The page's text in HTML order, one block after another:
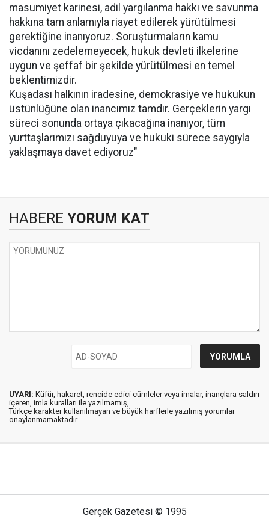
masumiyet karinesi, adil yargılanma hakkı ve savunma
hakkına tam anlamıyla riayet edilerek yürütülmesi
gerektiğine inanıyoruz. Soruşturmaların kamu
vicdanını zedelemeyecek, hukuk devleti ilkelerine
uygun ve şeffaf bir şekilde yürütülmesi en temel
beklentimizdir.
Kuşadası halkının iradesine, demokrasiye ve hukukun
üstünlüğüne olan inancımız tamdır. Gerçeklerin yargı
süreci sonunda ortaya çıkacağına inanıyor, tüm
yurttaşlarımızı sağduyuya ve hukuki sürece saygıyla
yaklaşmaya davet ediyoruz"
HABERE YORUM KAT
UYARI: Küfür, hakaret, rencide edici cümleler veya imalar, inançlara saldırı
içeren, imla kuralları ile yazılmamış,
Türkçe karakter kullanılmayan ve büyük harflerle yazılmış yorumlar
onaylanmamaktadır.
Gerçek Gazetesi © 1995